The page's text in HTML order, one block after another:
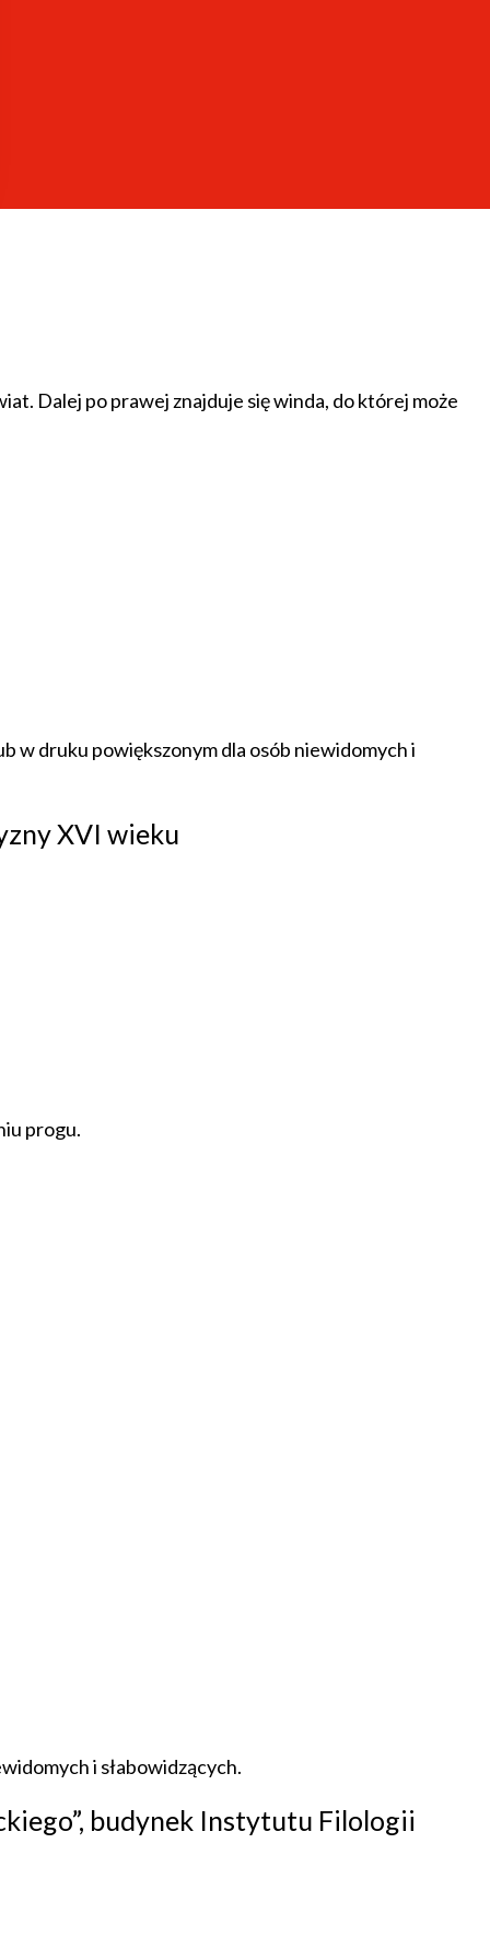
Dalej po prawej znajduje się winda, do której może
w druku powiększonym dla osób niewidomych i
XVI wieku
progu.
i słabowidzących.
budynek Instytutu Filologii